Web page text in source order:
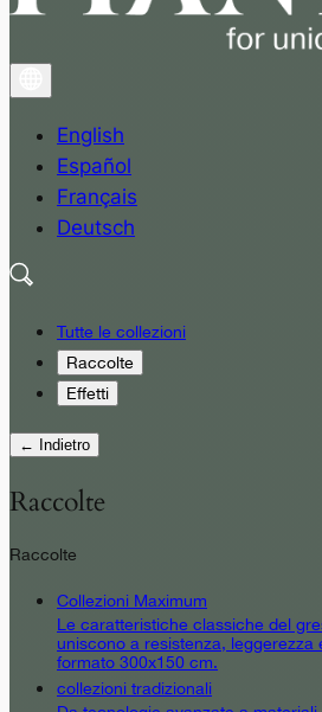
English
Español
Français
Deutsch
Tutte le collezioni
Raccolte
Effetti
← Indietro
Raccolte
Raccolte
Collezioni Maximum
Le caratteristiche classiche del
uniscono a resistenza, leggerezza
formato 300x150 cm.
collezioni tradizionali